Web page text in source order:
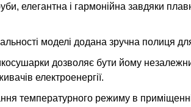
елегантна і гармонійна завдяки
моделі додана зручна полиця
дозволяє бути йому
електроенергії.
температурного режиму в